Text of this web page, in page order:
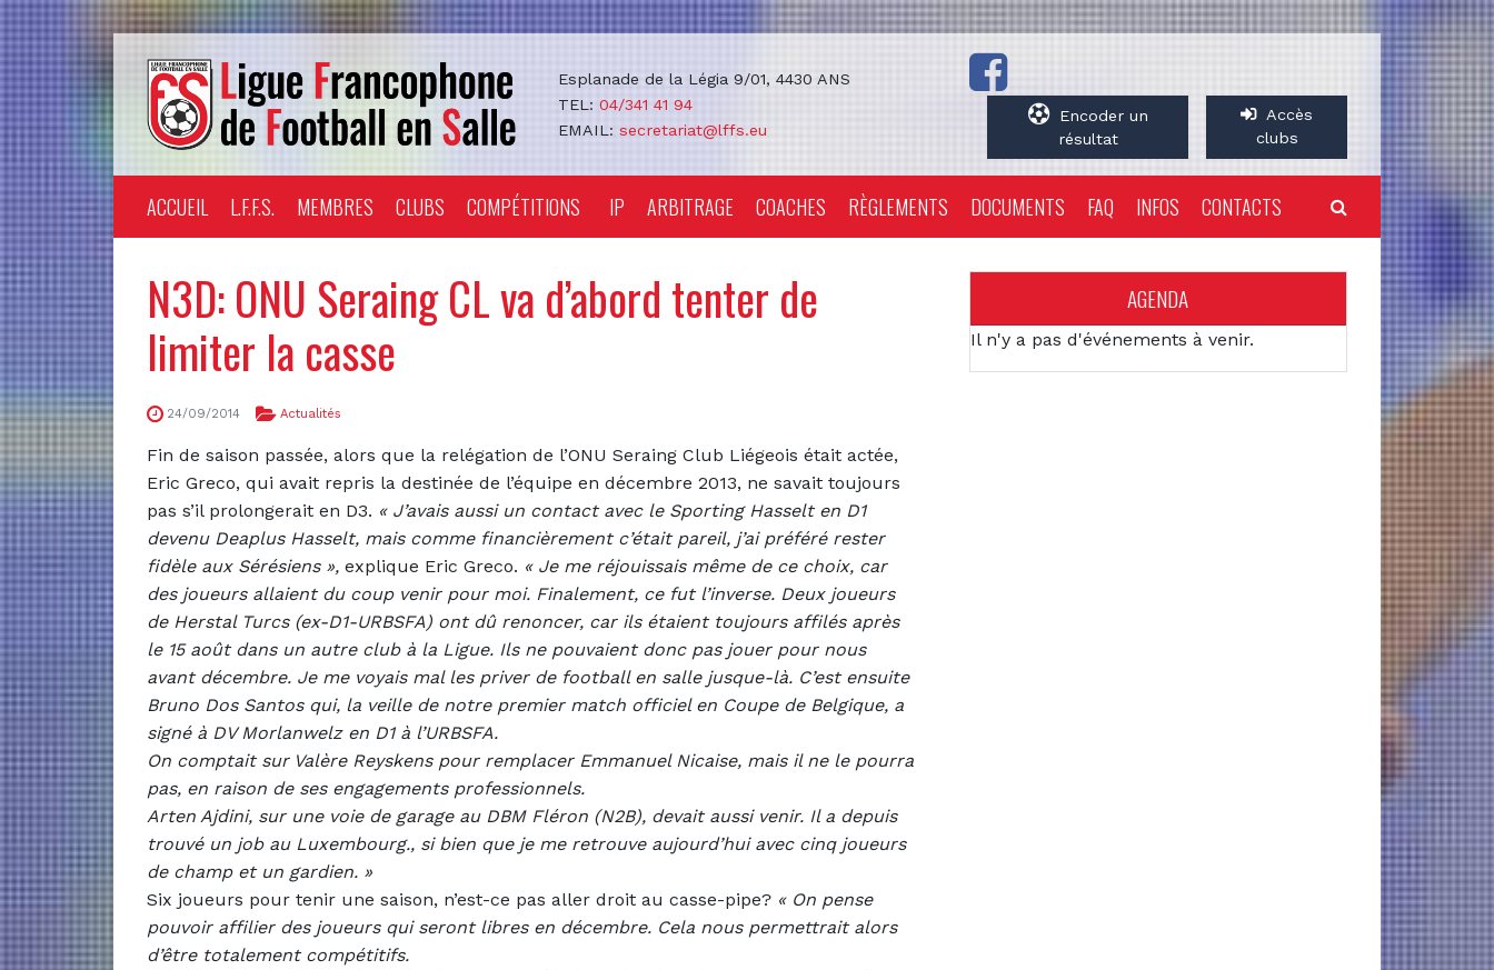
Esplanade de la Légia 9/01, 4430 ANS
TEL: 04/341 41 94
EMAIL: secretariat@lffs.eu
Encoder un
résultat
Accès
clubs
ACCUEIL L.F.F.S. MEMBRES CLUBS COMPÉTITIONS IP ARBITRAGE COACHES RÈGLEMENTS DOCUMENTS FAQ INFOS CONTACTS
N3D: ONU Seraing CL va d’abord tenter de
limiter la casse
24/09/2014 Actualités
Fin de saison passée, alors que la relégation de l’ONU Seraing Club Liégeois était actée,
Eric Greco, qui avait repris la destinée de l’équipe en décembre 2013, ne savait toujours
pas s’il prolongerait en D3. « J’avais aussi un contact avec le Sporting Hasselt en D1
devenu Deaplus Hasselt, mais comme financièrement c’était pareil, j’ai préféré rester
fidèle aux Sérésiens », explique Eric Greco. « Je me réjouissais même de ce choix, car
des joueurs allaient du coup venir pour moi. Finalement, ce fut l’inverse. Deux joueurs
de Herstal Turcs (ex-D1-URBSFA) ont dû renoncer, car ils étaient toujours affilés après
le 15 août dans un autre club à la Ligue. Ils ne pouvaient donc pas jouer pour nous
avant décembre. Je me voyais mal les priver de football en salle jusque-là. C’est ensuite
Bruno Dos Santos qui, la veille de notre premier match officiel en Coupe de Belgique, a
signé à DV Morlanwelz en D1 à l’URBSFA.
On comptait sur Valère Reyskens pour remplacer Emmanuel Nicaise, mais il ne le pourra
pas, en raison de ses engagements professionnels.
Arten Ajdini, sur une voie de garage au DBM Fléron (N2B), devait aussi venir. Il a depuis
trouvé un job au Luxembourg., si bien que je me retrouve aujourd’hui avec cinq joueurs
de champ et un gardien. »
Six joueurs pour tenir une saison, n’est-ce pas aller droit au casse-pipe? « On pense
pouvoir affilier des joueurs qui seront libres en décembre. Cela nous permettrait alors
d’être totalement compétitifs.
AGENDA
Il n'y a pas d'événements à venir.